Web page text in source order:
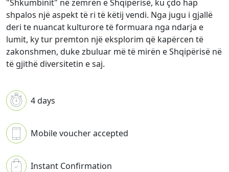
"Shkumbinit" në zemrën e Shqipërisë, ku çdo hap
shpalos një aspekt të ri të këtij vendi. Nga jugu i gjallë
deri te nuancat kulturore të formuara nga ndarja e
lumit, ky tur premton një eksplorim që kapërcen të
zakonshmen, duke zbuluar më të mirën e Shqipërisë në
të gjithë diversitetin e saj.
4 days
Mobile voucher accepted
Instant Confirmation